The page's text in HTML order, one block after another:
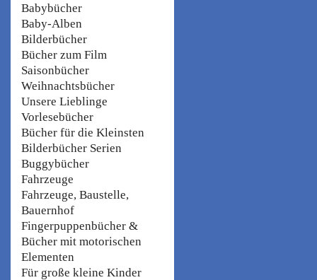
Babybücher
Baby-Alben
Bilderbücher
Bücher zum Film
Saisonbücher
Weihnachtsbücher
Unsere Lieblinge
Vorlesebücher
Bücher für die Kleinsten
Bilderbücher Serien
Buggybücher
Fahrzeuge
Fahrzeuge, Baustelle,
Bauernhof
Fingerpuppenbücher &
Bücher mit motorischen
Elementen
Für große kleine Kinder